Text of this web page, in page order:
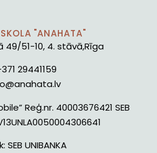
"ANAHATA"
49/51-10, 4. stāvā,Rīga
29441159
Reģ.nr. 40003676421 SEB
SEB UNIBANKA